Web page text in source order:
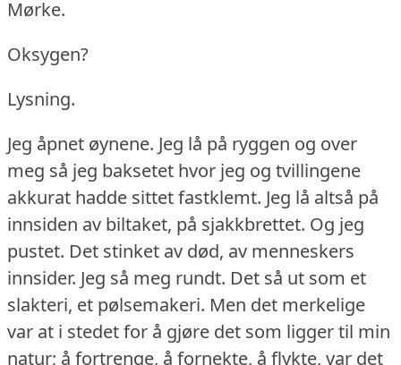
Mørke.
Oksygen?
Lysning.
Jeg åpnet øynene. Jeg lå på ryggen og over
meg så jeg baksetet hvor jeg og tvillingene
akkurat hadde sittet fastklemt. Jeg lå altså på
innsiden av biltaket, på sjakkbrettet. Og jeg
pustet. Det stinket av død, av menneskers
innsider. Jeg så meg rundt. Det så ut som et
slakteri, et pølsemakeri. Men det merkelige
var at i stedet for å gjøre det som ligger til min
natur; å fortrenge, å fornekte, å flykte, var det